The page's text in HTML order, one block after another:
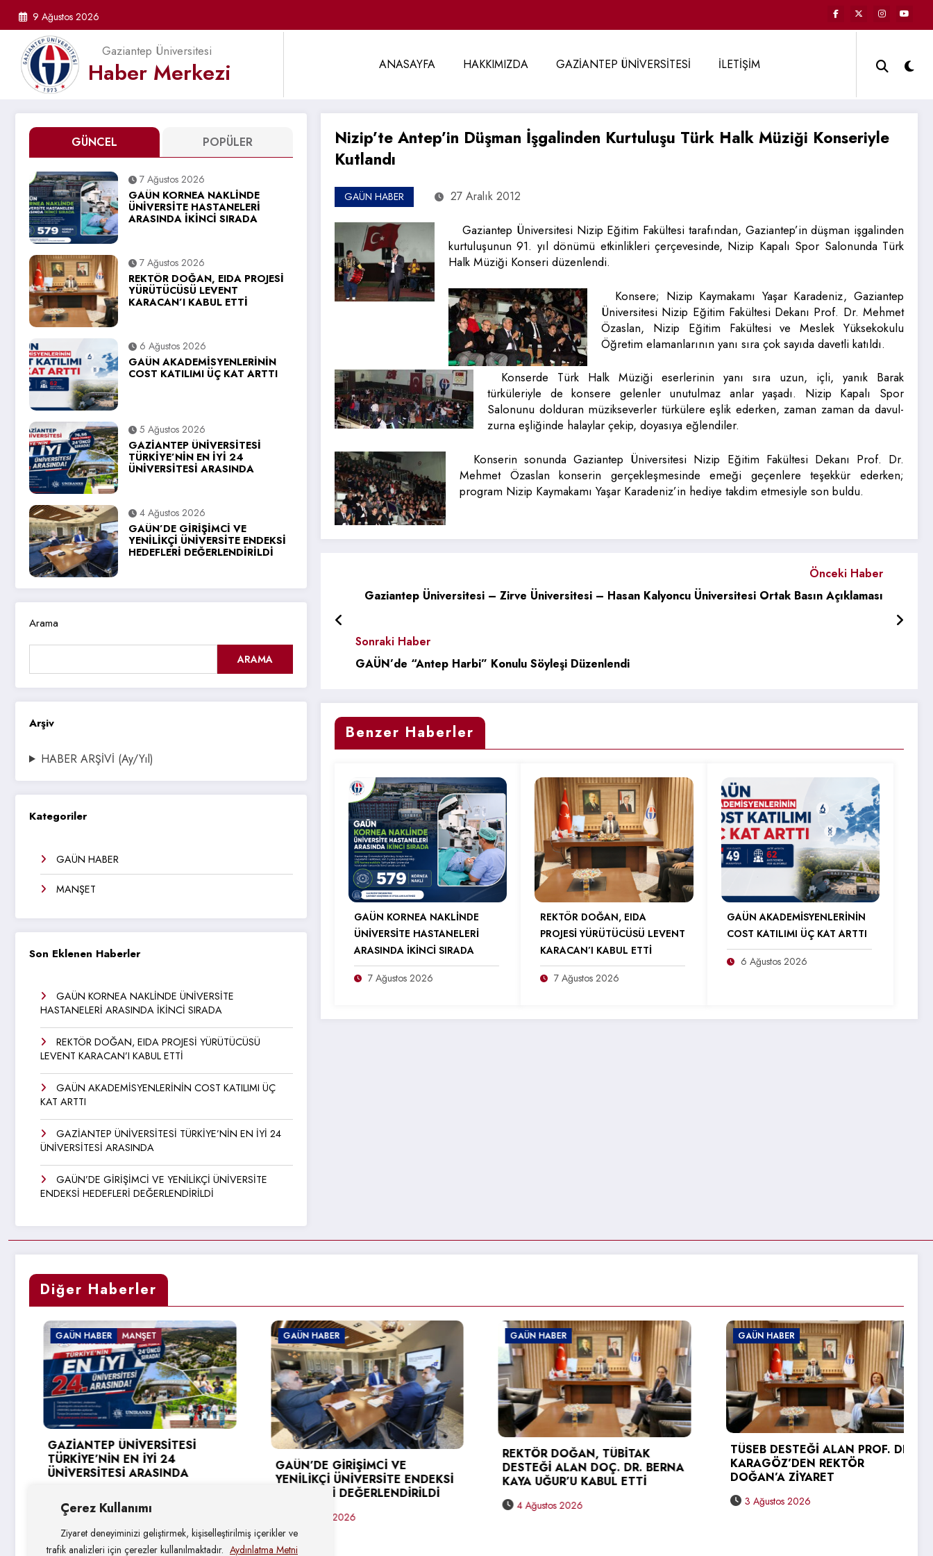
Çerez Kullanımı
Ziyaret deneyiminizi geliştirmek, kişiselleştirilmiş içerikler ve
trafik analizleri için çerezler kullanılmaktadır. Aydınlatma Metni
9 Ağustos 2026
Gaziantep Üniversitesi
Haber Merkezi ANASAYFA HAKKIMIZDA GAZİANTEP ÜNİVERSİTESİ İLETİŞİM
GÜNCEL POPÜLER
7 Ağustos 2026
GAÜN KORNEA NAKLİNDE
ÜNİVERSİTE HASTANELERİ
ARASINDA İKİNCİ SIRADA
7 Ağustos 2026
REKTÖR DOĞAN, EIDA PROJESİ
YÜRÜTÜCÜSÜ LEVENT
KARACAN’I KABUL ETTİ
6 Ağustos 2026
GAÜN AKADEMİSYENLERİNİN
COST KATILIMI ÜÇ KAT ARTTI
5 Ağustos 2026
GAZİANTEP ÜNİVERSİTESİ
TÜRKİYE’NİN EN İYİ 24
ÜNİVERSİTESİ ARASINDA
4 Ağustos 2026
GAÜN’DE GİRİŞİMCİ VE
YENİLİKÇİ ÜNİVERSİTE ENDEKSİ
HEDEFLERİ DEĞERLENDİRİLDİ
Arama
ARAMA
Arşiv
HABER ARŞİVİ (Ay/Yıl)
Kategoriler
GAÜN HABER
MANŞET
Son Eklenen Haberler
GAÜN KORNEA NAKLİNDE ÜNİVERSİTE
HASTANELERİ ARASINDA İKİNCİ SIRADA
REKTÖR DOĞAN, EIDA PROJESİ YÜRÜTÜCÜSÜ
LEVENT KARACAN’I KABUL ETTİ
GAÜN AKADEMİSYENLERİNİN COST KATILIMI ÜÇ
KAT ARTTI
GAZİANTEP ÜNİVERSİTESİ TÜRKİYE’NİN EN İYİ 24
ÜNİVERSİTESİ ARASINDA
GAÜN’DE GİRİŞİMCİ VE YENİLİKÇİ ÜNİVERSİTE
ENDEKSİ HEDEFLERİ DEĞERLENDİRİLDİ
Nizip’te Antep’in Düşman İşgalinden Kurtuluşu Türk Halk Müziği Konseriyle
Kutlandı
GAÜN HABER 27 Aralık 2012
Gaziantep Üniversitesi Nizip Eğitim Fakültesi tarafından, Gaziantep’in düşman işgalinden
kurtuluşunun 91. yıl dönümü etkinlikleri çerçevesinde, Nizip Kapalı Spor Salonunda Türk
Halk Müziği Konseri düzenlendi.
Konsere; Nizip Kaymakamı Yaşar Karadeniz, Gaziantep
Üniversitesi Nizip Eğitim Fakültesi Dekanı Prof. Dr. Mehmet
Özaslan, Nizip Eğitim Fakültesi ve Meslek Yüksekokulu
Öğretim elamanlarının yanı sıra çok sayıda davetli katıldı.
Konserde Türk Halk Müziği eserlerinin yanı sıra uzun, içli, yanık Barak
türküleriyle de konsere gelenler unutulmaz anlar yaşadı. Nizip Kapalı Spor
Salonunu dolduran müzikseverler türkülere eşlik ederken, zaman zaman da davul-
zurna eşliğinde halaylar çekip, doyasıya eğlendiler.
Konserin sonunda Gaziantep Üniversitesi Nizip Eğitim Fakültesi Dekanı Prof. Dr.
Mehmet Özaslan konserin gerçekleşmesinde emeği geçenlere teşekkür ederken;
program Nizip Kaymakamı Yaşar Karadeniz’in hediye takdim etmesiyle son buldu.
Önceki Haber
Gaziantep Üniversitesi – Zirve Üniversitesi – Hasan Kalyoncu Üniversitesi Ortak Basın Açıklaması
Sonraki Haber
GAÜN’de “Antep Harbi” Konulu Söyleşi Düzenlendi
Benzer Haberler
GAÜN KORNEA NAKLİNDE
ÜNİVERSİTE HASTANELERİ
ARASINDA İKİNCİ SIRADA
7 Ağustos 2026
REKTÖR DOĞAN, EIDA
PROJESİ YÜRÜTÜCÜSÜ LEVENT
KARACAN’I KABUL ETTİ
7 Ağustos 2026
GAÜN AKADEMİSYENLERİNİN
COST KATILIMI ÜÇ KAT ARTTI
6 Ağustos 2026
Diğer Haberler
GAÜN HABER MANŞET
GAZİANTEP ÜNİVERSİTESİ
TÜRKİYE’NİN EN İYİ 24
ÜNİVERSİTESİ ARASINDA
GAÜN HABER
GAÜN’DE GİRİŞİMCİ VE
YENİLİKÇİ ÜNİVERSİTE ENDEKSİ
HEDEFLERİ DEĞERLENDİRİLDİ
4 Ağustos 2026
GAÜN HABER
REKTÖR DOĞAN, TÜBİTAK
DESTEĞİ ALAN DOÇ. DR. BERNA
KAYA UĞUR’U KABUL ETTİ
4 Ağustos 2026
GAÜN HABER
TÜSEB DESTEĞİ ALAN PROF. DR.
KARAGÖZ’DEN REKTÖR
DOĞAN’A ZİYARET
3 Ağustos 2026